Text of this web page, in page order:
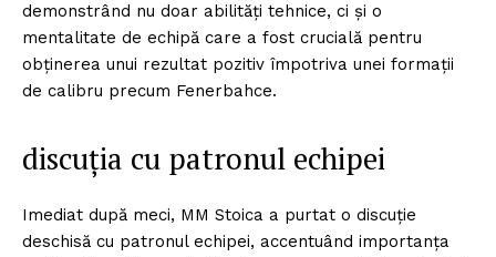
demonstrând nu doar abilități tehnice, ci și o
mentalitate de echipă care a fost crucială pentru
obținerea unui rezultat pozitiv împotriva unei formații
de calibru precum Fenerbahce.
discuția cu patronul echipei
Imediat după meci, MM Stoica a purtat o discuție
deschisă cu patronul echipei, accentuând importanța